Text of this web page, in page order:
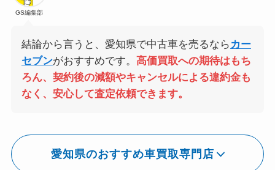
GS編集部
結論から言うと、愛知県で中古車を売るならカー
セブンがおすすめです。 高価買取への期待はもち
ろん、契約後の減額やキャンセルによる違約金も
なく、安心して査定依頼できます。
愛知県のおすすめ車買取専門店